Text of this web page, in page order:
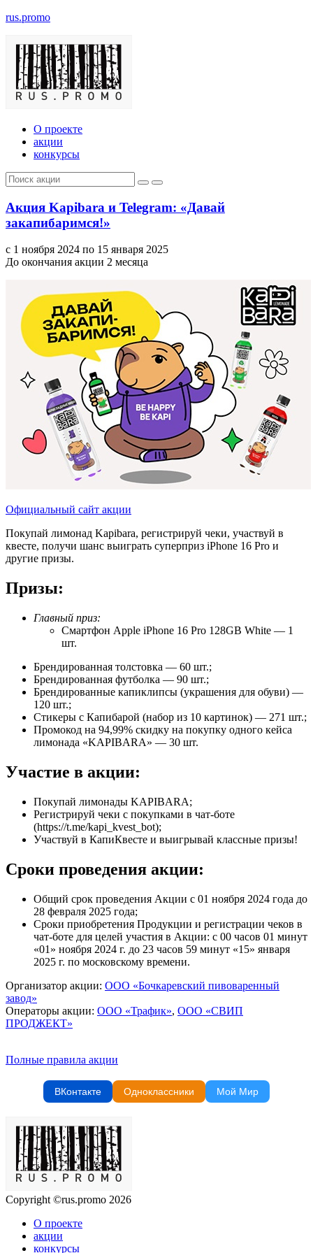
rus.promo
О проекте
акции
конкурсы
Акция Kapibara и Telegram: «Давай
закапибаримся!»
с 1 ноября 2024 по 15 января 2025
До окончания акции 2 месяца
Официальный сайт акции
Покупай лимонад Kapibara, регистрируй чеки, участвуй в
квесте, получи шанс выиграть суперприз iPhone 16 Pro и
другие призы.
Призы:
Главный приз:
Смартфон Apple iPhone 16 Pro 128GB White — 1
шт.
Брендированная толстовка — 60 шт.;
Брендированная футболка — 90 шт.;
Брендированные капиклипсы (украшения для обуви) —
120 шт.;
Стикеры с Капибарой (набор из 10 картинок) — 271 шт.;
Промокод на 94,99% скидку на покупку одного кейса
лимонада «KAPIBARA» — 30 шт.
Участие в акции:
Покупай лимонады KAPIBARA;
Регистрируй чеки с покупками в чат-боте
(https://t.me/kapi_kvest_bot);
Участвуй в КапиКвесте и выигрывай классные призы!
Сроки проведения акции:
Общий срок проведения Акции с 01 ноября 2024 года до
28 февраля 2025 года;
Сроки приобретения Продукции и регистрации чеков в
чат-боте для целей участия в Акции: с 00 часов 01 минут
«01» ноября 2024 г. до 23 часов 59 минут «15» января
2025 г. по московскому времени.
Организатор акции: ООО «Бочкаревский пивоваренный
завод»
Операторы акции: ООО «Трафик», ООО «СВИП
ПРОДЖЕКТ»
Полные правила акции
ВКонтакте Одноклассники Мой Мир
Copyright ©rus.promo 2026
О проекте
акции
конкурсы